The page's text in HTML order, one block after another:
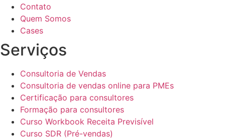
Contato
Quem Somos
Cases
Serviços
Consultoria de Vendas
Consultoria de vendas online para PMEs
Certificação para consultores
Formação para consultores
Curso Workbook Receita Previsível
Curso SDR (Pré-vendas)